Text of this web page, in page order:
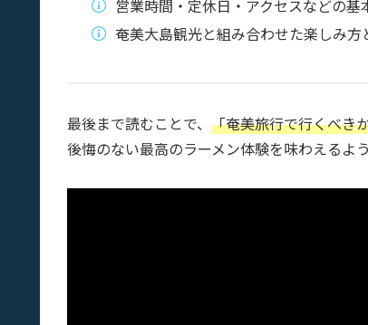
営業時間・定休日・アクセスなどの基
奄美大島観光と組み合わせた楽しみ方
最後まで読むことで、 「奄美旅行で行くべき
後悔のない最高のラーメン体験を味わえるよ